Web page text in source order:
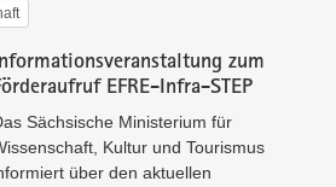
zum
EFRE-Infra-STEP
Sächsische Ministerium für
Kultur und Tourismus
über den aktuellen